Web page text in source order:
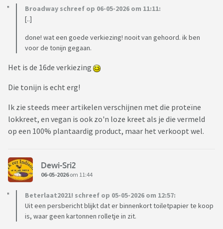
Broadway schreef op 06-05-2026 om 11:11:
[..]
done! wat een goede verkiezing! nooit van gehoord. ik ben
voor de tonijn gegaan.
Het is de 16de verkiezing
Die tonijn is echt erg!
Ik zie steeds meer artikelen verschijnen met die proteïne
lokkreet, en vegan is ook zo'n loze kreet als je die vermeld
op een 100% plantaardig product, maar het verkoopt wel.
Dewi-Sri2
06-05-2026om 11:44
Beterlaat2021! schreef op 05-05-2026 om 12:57:
Uit een persbericht blijkt dat er binnenkort toiletpapier te koop
is, waar geen kartonnen rolletje in zit.